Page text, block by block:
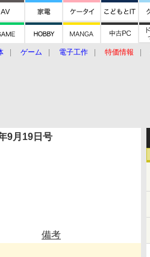
ゲーム 電子工作 特価情報
9月19日号
備考